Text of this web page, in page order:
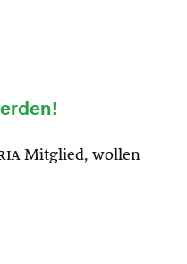
Mitglied, wollen